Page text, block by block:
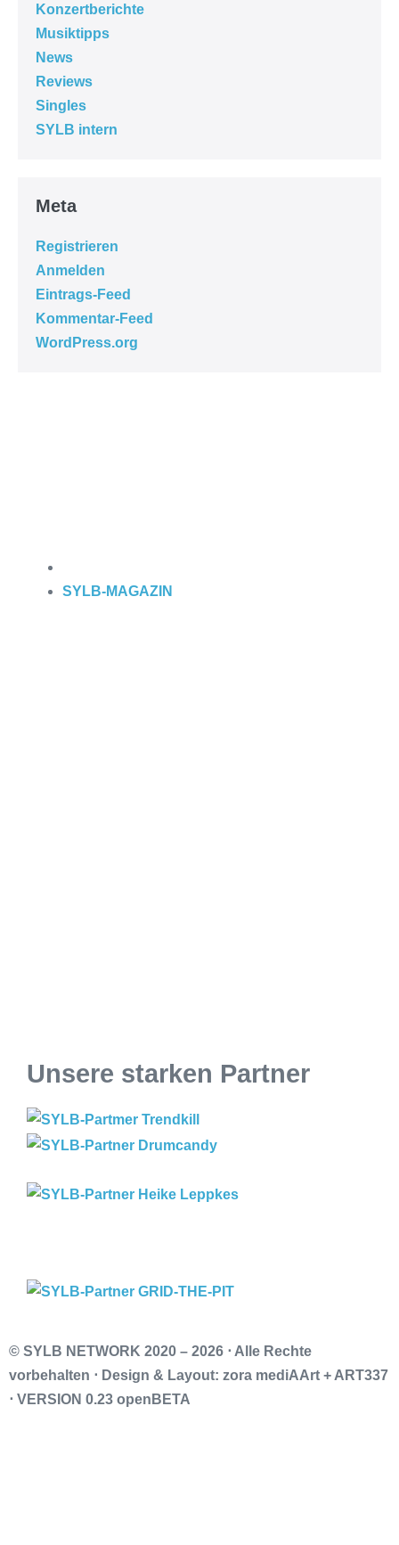
Konzertberichte
Musiktipps
News
Reviews
Singles
SYLB intern
Meta
Registrieren
Anmelden
Eintrags-Feed
Kommentar-Feed
WordPress.org
SYLB-MAGAZIN
Unsere starken Partner
© SYLB NETWORK 2020 – 2026 ⋅ Alle Rechte
vorbehalten ⋅ Design & Layout: zora mediAArt + ART337
⋅ VERSION 0.23 openBETA